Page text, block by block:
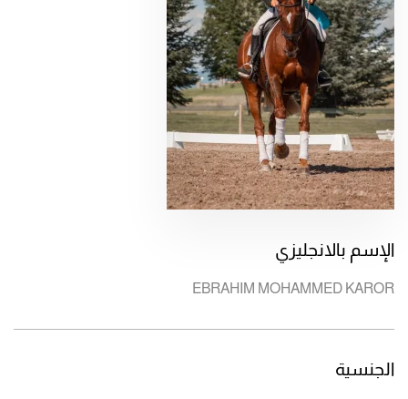
الإسم بالانجليزي
EBRAHIM MOHAMMED KAROR
الجنسية